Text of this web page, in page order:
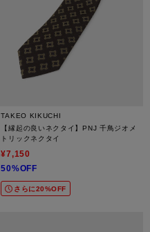
TAKEO KIKUCHI
【縁起の良いネクタイ】PNJ 千鳥ジオメ
トリックネクタイ
¥7,150
50%OFF
さらに20%OFF